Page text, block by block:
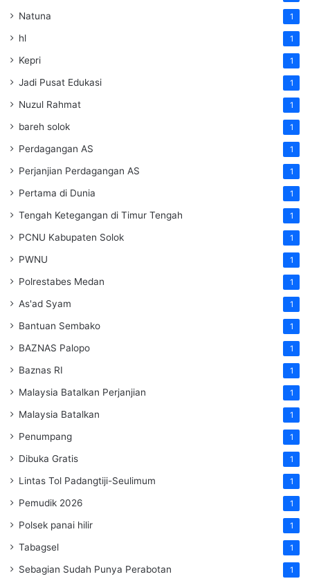
Natuna 1
hl 1
Kepri 1
Jadi Pusat Edukasi 1
Nuzul Rahmat 1
bareh solok 1
Perdagangan AS 1
Perjanjian Perdagangan AS 1
Pertama di Dunia 1
Tengah Ketegangan di Timur Tengah 1
PCNU Kabupaten Solok 1
PWNU 1
Polrestabes Medan 1
As'ad Syam 1
Bantuan Sembako 1
BAZNAS Palopo 1
Baznas RI 1
Malaysia Batalkan Perjanjian 1
Malaysia Batalkan 1
Penumpang 1
Dibuka Gratis 1
Lintas Tol Padangtiji-Seulimum 1
Pemudik 2026 1
Polsek panai hilir 1
Tabagsel 1
Sebagian Sudah Punya Perabotan 1